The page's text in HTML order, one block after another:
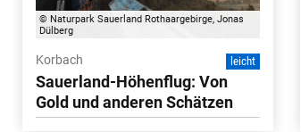
© Naturpark Sauerland Rothaargebirge, Jonas
Dülberg
Korbach leicht
Sauerland-Höhenflug: Von
Gold und anderen Schätzen